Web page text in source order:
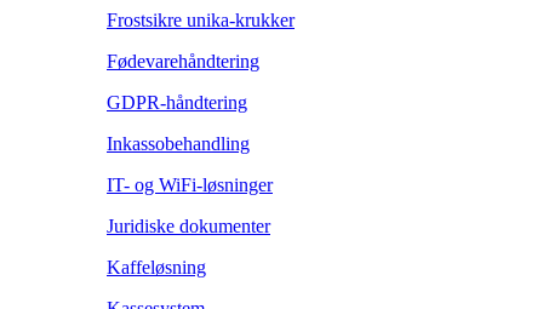
Frostsikre unika-krukker
Fødevarehåndtering
GDPR-håndtering
Inkassobehandling
IT- og WiFi-løsninger
Juridiske dokumenter
Kaffeløsning